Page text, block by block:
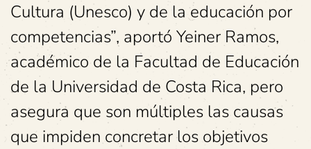
Cultura (Unesco) y de la educación por
competencias”, aportó Yeiner Ramos,
académico de la Facultad de Educación
de la Universidad de Costa Rica, pero
asegura que son múltiples las causas
que impiden concretar los objetivos